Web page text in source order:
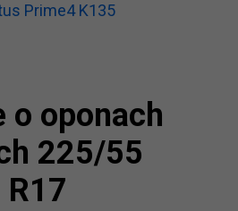
Prime4 K135
o oponach
225/55
R17